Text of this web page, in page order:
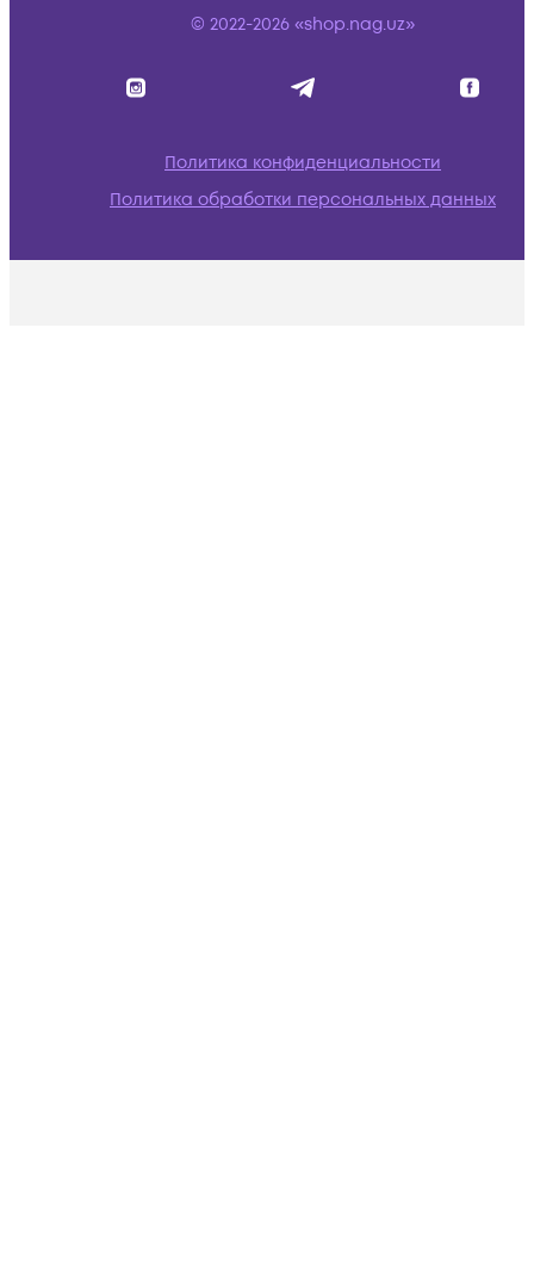
© 2022-2026 «shop.nag.uz»
Политика конфиденциальности
Политика обработки персональных данных